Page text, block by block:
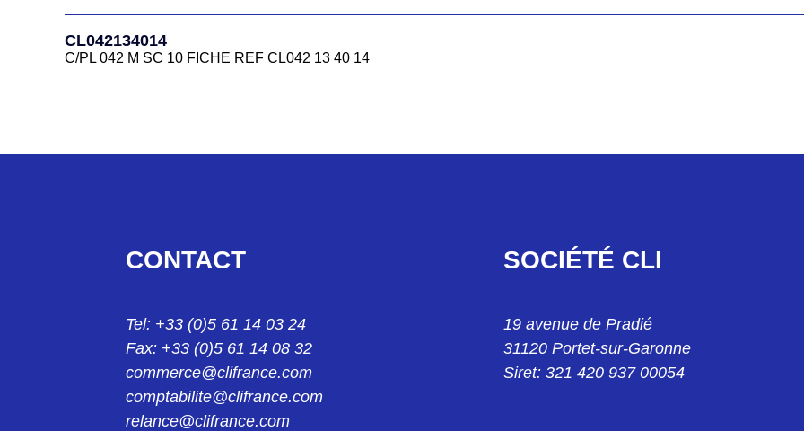
CL042134014
C/PL 042 M SC 10 FICHE REF CL042 13 40 14
C/RL 042 F SC 8 PROLONGATEUR REF CL042 32 40 13
C/PL 062 F SC 6 FICHE CL062 12 40 11
CL062124012
C/PL 062 F SC 7 FICHE CL062 12 40 12
CONTACT
Tel: +33 (0)5 61 14 03 24
Fax: +33 (0)5 61 14 08 32
commerce@clifrance.com
comptabilite@clifrance.com
relance@clifrance.com
SOCIÉTÉ CLI
19 avenue de Pradié
31120 Portet-sur-Garonne
Siret: 321 420 937 00054